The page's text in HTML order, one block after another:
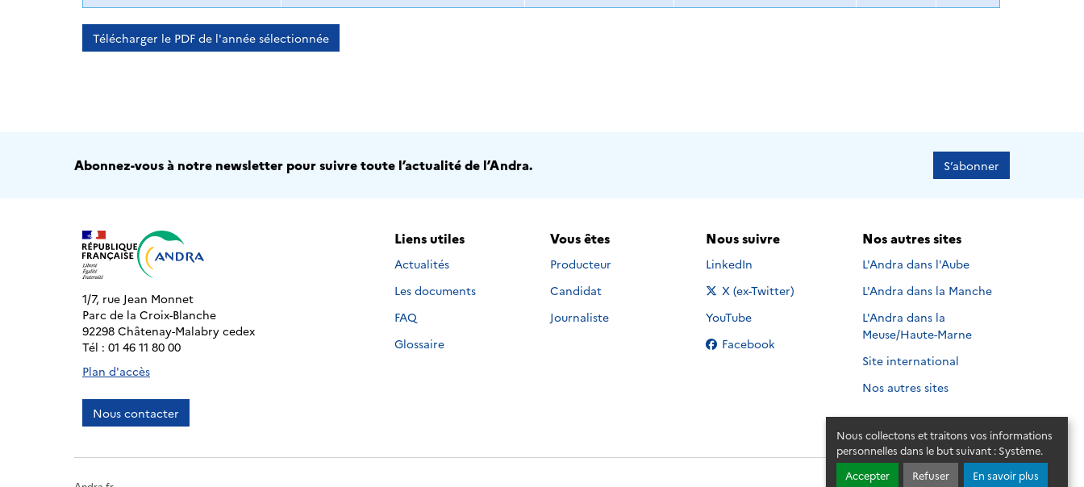
Nous collectons et traitons vos informations
personnelles dans le but suivant : Système.
Accepter
Refuser En savoir plus
Télécharger le PDF de l'année sélectionnée
Abonnez-vous à notre newsletter pour suivre toute l’actualité de l’Andra. S’abonner
1/7, rue Jean Monnet
Parc de la Croix-Blanche
92298 Châtenay-Malabry cedex
Tél : 01 46 11 80 00
Plan d'accès
Nous contacter
Liens utiles
Actualités
Les documents
FAQ
Glossaire
Vous êtes
Producteur
Candidat
Journaliste
Nous suivre
Nous suivre sur
LinkedIn
Nous suivre sur
X (ex-Twitter)
Nous suivre sur
YouTube
Nous suivre sur
Facebook
Nos autres sites
L'Andra dans l'Aube
L'Andra dans la Manche
L'Andra dans la
Meuse/Haute-Marne
Site international
Nos autres sites